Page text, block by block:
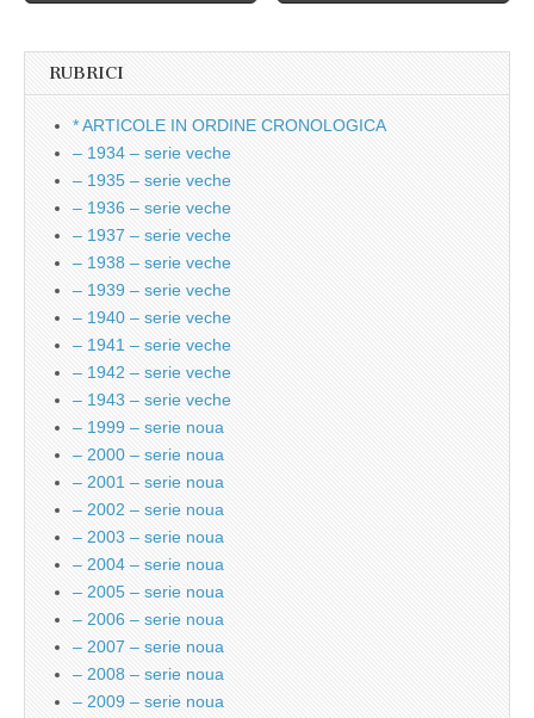
RUBRICI
* ARTICOLE IN ORDINE CRONOLOGICA
– 1934 – serie veche
– 1935 – serie veche
– 1936 – serie veche
– 1937 – serie veche
– 1938 – serie veche
– 1939 – serie veche
– 1940 – serie veche
– 1941 – serie veche
– 1942 – serie veche
– 1943 – serie veche
– 1999 – serie noua
– 2000 – serie noua
– 2001 – serie noua
– 2002 – serie noua
– 2003 – serie noua
– 2004 – serie noua
– 2005 – serie noua
– 2006 – serie noua
– 2007 – serie noua
– 2008 – serie noua
– 2009 – serie noua